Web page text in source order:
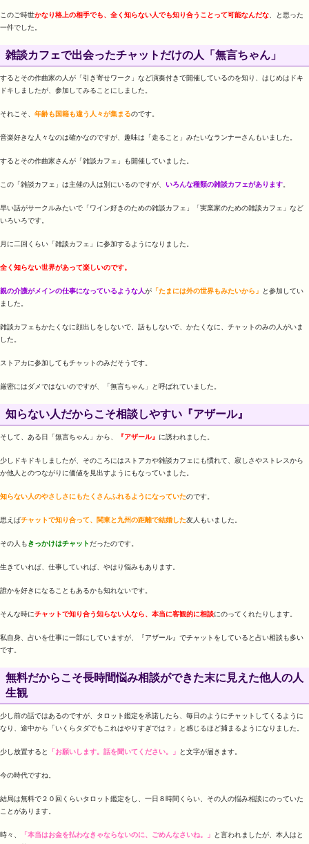
このご時世かなり格上の相手でも、全く知らない人でも知り合うことって可能なんだな、と思った
一件でした。
雑談カフェで出会ったチャットだけの人「無言ちゃん」
するとその作曲家の人が「引き寄せワーク」など演奏付きで開催しているのを知り、はじめはドキ
ドキしましたが、参加してみることにしました。
それこそ、 年齢も国籍も違う人々が集まるのです。
音楽好きな人々なのは確かなのですが、趣味は「走ること」みたいなランナーさんもいました。
するとその作曲家さんが「雑談カフェ」も開催していました。
この「雑談カフェ」は主催の人は別にいるのですが、 いろんな種類の雑談カフェがあります。
早い話がサークルみたいで「ワイン好きのための雑談カフェ」「実業家のための雑談カフェ」など
いろいろです。
月に二回くらい「雑談カフェ」に参加するようになりました。
全く知らない世界があって楽しいのです。
親の介護がメインの仕事になっているような人が 「たまには外の世界もみたいから」 と参加してい
ました。
雑談カフェもかたくなに顔出しをしないで、話もしないで、かたくなに、チャットのみの人がいま
した。
ストアカに参加してもチャットのみだそうです。
厳密にはダメではないのですが、「無言ちゃん」と呼ばれていました。
知らない人だからこそ相談しやすい『アザール』
そして、ある日「無言ちゃん」から、 『アザール』 に誘われました。
少しドキドキしましたが、そのころにはストアカや雑談カフェにも慣れて、寂しさやストレスから
か他人とのつながりに価値を見出すようにもなっていました。
知らない人のやさしさにもたくさんふれるようになっていたのです。
思えばチャットで知り合って、関東と九州の距離で結婚した友人もいました。
その人もきっかけはチャットだったのです。
生きていれば、仕事していれば、やはり悩みもあります。
誰かを好きになることもあるかも知れないです。
そんな時にチャットで知り合う知らない人なら、本当に客観的に相談にのってくれたりします。
私自身、占いを仕事に一部にしていますが、『アザール』でチャットをしていると占い相談も多い
です。
無料だからこそ長時間悩み相談ができた末に見えた他人の人
生観
少し前の話ではあるのですが、タロット鑑定を承諾したら、毎日のようにチャットしてくるように
なり、途中から「いくらタダでもこれはやりすぎでは？」と感じるほど捕まるようになりました。
少し放置すると 「お願いします。話を聞いてください。」 と文字が届きます。
今の時代ですね。
結局は無料で２０回くらいタロット鑑定をし、一日８時間くらい、その人の悩み相談にのっていた
ことがあります。
時々、 「本当はお金を払わなきゃならないのに、ごめんなさいね。」 と言われましたが、本人はと